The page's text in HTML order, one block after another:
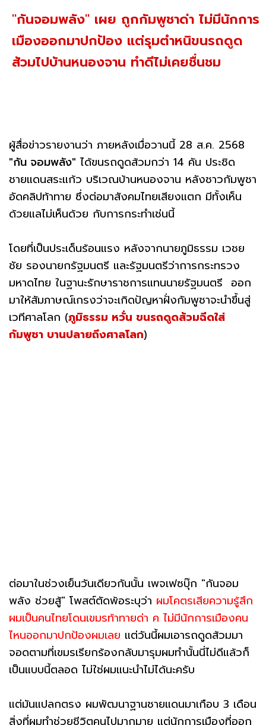
"กันจอมพลัง" เผย ถูกกัมพูชาด่า ไม่มีนักการ
เมืองออกมาปกป้อง แต่รุมตำหนิขนรถดูด
ส้วมไปบ้านหนองจาน ทำดีไม่เคยชื่นชม
ผู้สื่อข่าวรายงานว่า ภายหลังเมื่อวานนี้ 28 ส.ค. 2568
"กัน จอมพลัง" ได้ขนรถดูดส้วมกว่า 14 คัน ประชิด
ชายแดนสระแก้ว บริเวณบ้านหนองจาน หลังชาวกัมพูชา
อัดคลิปท้าทาย ซึ่งต่อมาสังคมไทยเสียงแตก มีทั้งเห็น
ด้วยแลไม่เห็นด้วย กับการกระทำเช่นนี้
โดยที่เป็นประเด็นร้อนแรง หลังจากนายภูมิธรรม เวชย
ชัย รองนายกรัฐมนตรี และรัฐมนตรีว่าการกระทรวง
มหาดไทย ในฐานะรักษาราชการแทนนายรัฐมนตรี ออก
มาให้สัมภาษณ์เกรงว่าจะเกิดปัญหาฝั่งกัมพูชาจะนำขึ้นสู่
เวทีศาลโลก (ภูมิธรรม หวั่น ขนรถดูดส้วมฉีดใส่
กัมพูชา บานปลายถึงศาลโลก)
ต่อมาในช่วงเย็นวันเดียวกันนั้น เพจเฟซบุ๊ก "กันจอม
พลัง ช่วยสู้" โพสต์ตัดพ้อระบุว่า ผมโคตรเสียความรู้สึก
ผมเป็นคนไทยโดนเขมรท้าทายด่า ค ไม่มีนักการเมืองคน
ไหนออกมาปกป้องผมเลย แต่วันนี้ผมเอารถดูดส้วมมา
จอดตามที่เขมรเรียกร้องกลับมารุมผมทำนั้นนี่ไม่ดีแล้วก็
เป็นแบบนี้ตลอด ไม่ใช่ผมแนะนำไม่ได้นะครับ
แต่มันแปลกตรง ผมพัฒนาฐานชายแดนมาเกือบ 3 เดือน
สิ่งที่ผมทำช่วยชีวิตคนไปมากมาย แต่นักการเมืองที่ออก